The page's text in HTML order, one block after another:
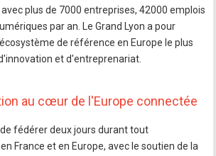
plus de 7000 entreprises, 42000 emplois
par an. Le Grand Lyon a pour
de référence en Europe le plus
et d'entreprenariat.
au cœur de l'Europe connectée
fédérer deux jours durant tout
France et en Europe, avec le soutien de la